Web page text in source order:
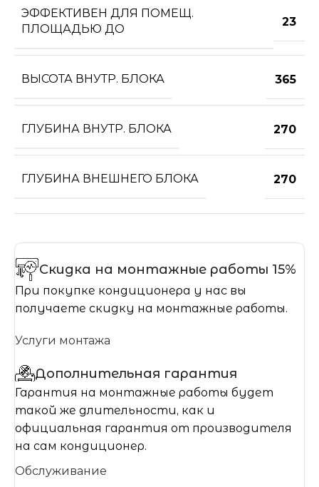
ЭФФЕКТИВЕН ДЛЯ ПОМЕЩ.
ПЛОЩАДЬЮ ДО
23
ВЫСОТА ВНУТР. БЛОКА 365
ГЛУБИНА ВНУТР. БЛОКА 270
ГЛУБИНА ВНЕШНЕГО БЛОКА 270
Скидка на монтажные работы 15%
При покупке кондиционера у нас вы
получаете скидку на монтажные работы.
Услуги монтажа
Дополнительная гарантия
Гарантия на монтажные работы будет
такой же длительности, как и
официальная гарантия от производителя
на сам кондиционер.
Обслуживание